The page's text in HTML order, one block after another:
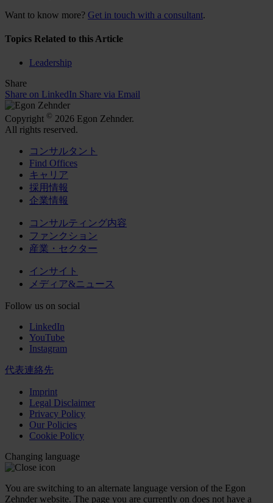
Want to know more? Get in touch with a consultant.
Topics Related to this Article
Leadership
Share
Share on LinkedIn Share via Email
Copyright © 2026 Egon Zehnder.
All rights reserved.
コンサルタント
Find Offices
キャリア
採用情報
企業情報
コンサルティング内容
ファンクション
産業・セクター
インサイト
メディア&ニュース
Follow us on social
LinkedIn
YouTube
Instagram
代表連絡先
Imprint
Legal Disclaimer
Privacy Policy
Our Policies
Cookie Policy
Changing language
You are switching to an alternate language version of the Egon
Zehnder website. The page you are currently on does not have a